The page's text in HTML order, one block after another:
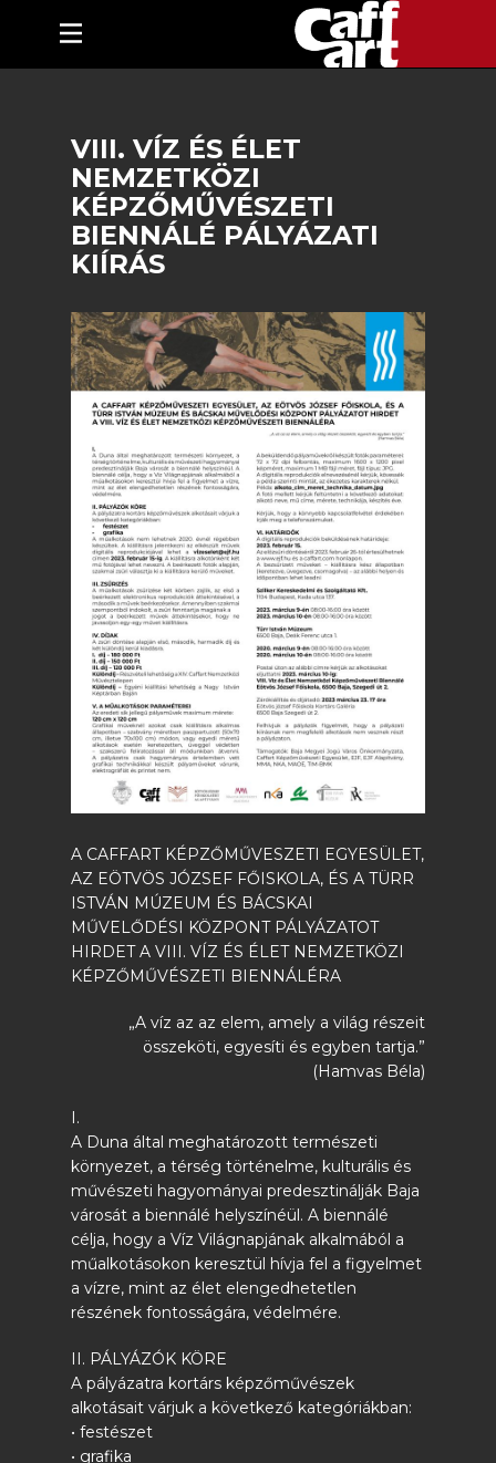
VIII. VÍZ ÉS ÉLET
NEMZETKÖZI
KÉPZŐMŰVÉSZETI
BIENNÁLÉ PÁLYÁZATI
KIÍRÁS
A CAFFART KÉPZŐMŰVESZETI EGYESÜLET,
AZ EÖTVÖS JÓZSEF FŐISKOLA, ÉS A TÜRR
ISTVÁN MÚZEUM ÉS BÁCSKAI
MŰVELŐDÉSI KÖZPONT PÁLYÁZATOT
HIRDET A VIII. VÍZ ÉS ÉLET NEMZETKÖZI
KÉPZŐMŰVÉSZETI BIENNÁLÉRA
„A víz az az elem, amely a világ részeit
összeköti, egyesíti és egyben tartja.”
(Hamvas Béla)
I.
A Duna által meghatározott természeti
környezet, a térség történelme, kulturális és
művészeti hagyományai predesztinálják Baja
városát a biennálé helyszínéül. A biennálé
célja, hogy a Víz Világnapjának alkalmából a
műalkotásokon keresztül hívja fel a figyelmet
a vízre, mint az élet elengedhetetlen
részének fontosságára, védelmére.
II. PÁLYÁZÓK KÖRE
A pályázatra kortárs képzőművészek
alkotásait várjuk a következő kategóriákban:
• festészet
• grafika